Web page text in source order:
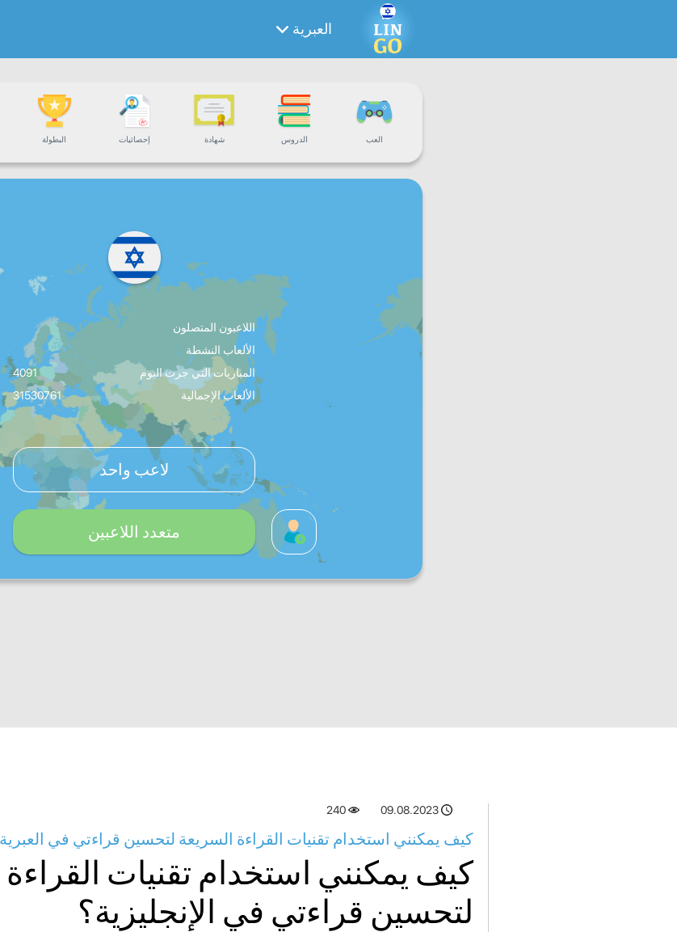
العبرية
العب الدروس شهادة إحصائيات البطولة
اللاعبون المتصلون
الألعاب النشطة
المباريات التي جرت اليوم
4091
الألعاب الإجمالية
31530761
لاعب واحد
متعدد اللاعبين
09.08.2023
240
كيف يمكنني استخدام تقنيات القراءة السريعة لتحسين قراءتي في
كيف يمكنني استخدام تقنيات
لتحسين قراءتي في الإنجليزية؟